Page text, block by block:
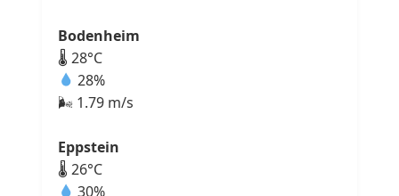
Bodenheim
🌡 28°C
28%
🌬 1.79 m/s
Eppstein
🌡 26°C
30%